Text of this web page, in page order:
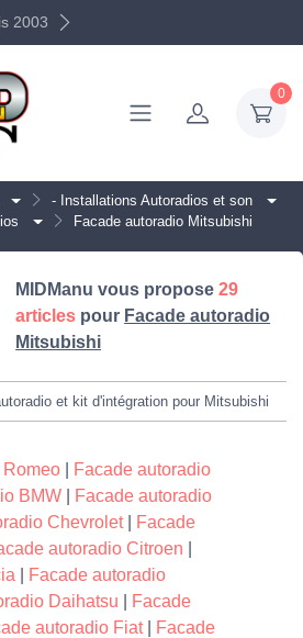
2003
0
- Installations Autoradios et son
Facade autoradio Mitsubishi
MIDManu vous propose29
articles pour Facade autoradio
Mitsubishi
et kit d'intégration pour Mitsubishi
Romeo
Facade autoradio
BMW
Facade autoradio
Chevrolet|
Facade
autoradio Citroen
Facade autoradio
Daihatsu
Facade
autoradio Fiat|
Facade